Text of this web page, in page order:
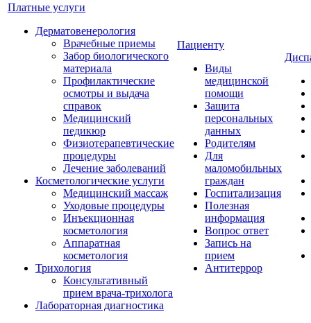
Платные услуги
Дерматовенерология
Врачебные приемы
Забор биологического
материала
Профилактические
осмотры и выдача
справок
Медицинский
педикюр
Физиотерапевтические
процедуры
Лечение заболеваний
Косметологические услуги
Медицинский массаж
Уходовые процедуры
Инъекционная
косметология
Аппаратная
косметология
Трихология
Консультативный
прием врача-трихолога
Лабораторная диагностика
Пациенту
Виды
медицинской
помощи
Защита
персональных
данных
Родителям
Для
маломобильных
граждан
Госпитализация
Полезная
информация
Вопрос ответ
Запись на
прием
Антитеррор